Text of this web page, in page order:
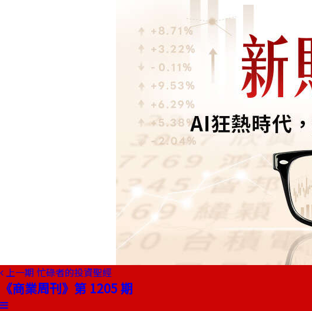
上一期 忙碌者的投資聖經
《商業周刊》第 1205 期